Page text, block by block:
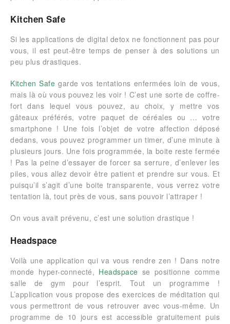
Kitchen Safe
Si les applications de digital detox ne fonctionnent pas pour
vous, il est peut-être temps de penser à des solutions un
peu plus drastiques.
Kitchen Safe garde vos tentations enfermées loin de vous,
mais là où vous pouvez les voir ! C’est une sorte de coffre-
fort dans lequel vous pouvez, au choix, y mettre vos
gâteaux préférés, votre paquet de céréales ou … votre
smartphone ! Une fois l’objet de votre affection déposé
dedans, vous pouvez programmer un timer, d’une minute à
plusieurs jours. Une fois programmée, la boite reste fermée
! Pas la peine d’essayer de forcer sa serrure, d’enlever les
piles, vous allez devoir être patient et prendre sur vous. Et
puisqu’il s’agit d’une boite transparente, vous verrez votre
tentation là, tout près de vous, sans pouvoir l’attraper !
On vous avait prévenu, c’est une solution drastique !
Headspace
Voilà une application qui va vous rendre zen ! Dans notre
monde hyper-connecté, Headspace se positionne comme
salle de gym pour l’esprit. Tout un programme !
L’application vous propose des exercices de méditation qui
vous permettront de vous retrouver avec vous-même. Un
programme de 10 jours est accessible gratuitement puis